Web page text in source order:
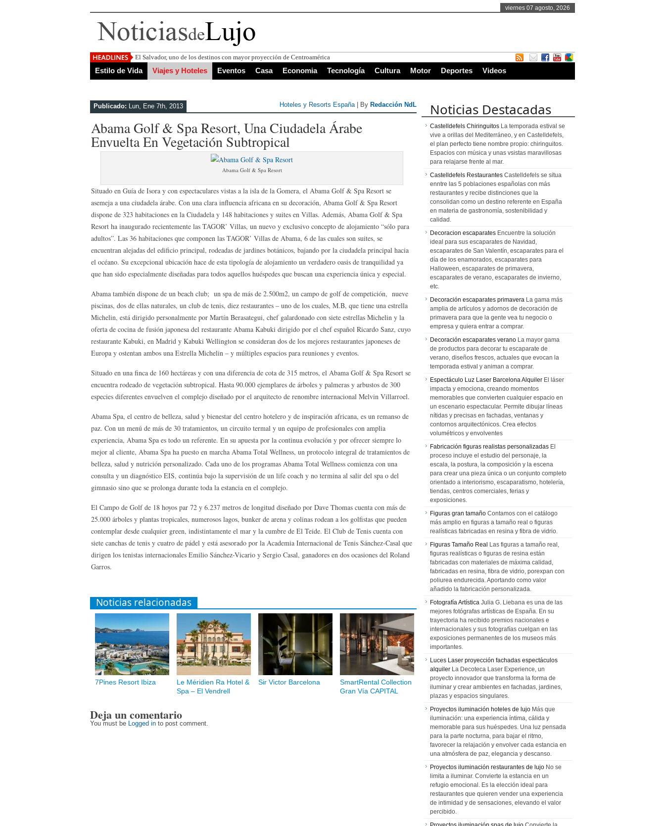
viernes 07 agosto, 2026
El Salvador, uno de los destinos con mayor proyección de Centroamérica
Estilo de Vida Viajes y Hoteles Eventos Casa Economia Tecnología Cultura Motor Deportes Videos
Publicado: Lun, Ene 7th, 2013 Hoteles y Resorts España| By Redacción NdL
Abama Golf & Spa Resort, Una Ciudadela Árabe
Envuelta En Vegetación Subtropical
Abama Golf & Spa Resort
Situado en Guía de Isora y con espectaculares vistas a la isla de la Gomera, el Abama Golf & Spa Resort se
asemeja a una ciudadela árabe. Con una clara influencia africana en su decoración, Abama Golf & Spa Resort
dispone de 323 habitaciones en la Ciudadela y 148 habitaciones y suites en Villas. Además, Abama Golf & Spa
Resort ha inaugurado recientemente las TAGOR’ Villas, un nuevo y exclusivo concepto de alojamiento “sólo para
adultos”. Las 36 habitaciones que componen las TAGOR’ Villas de Abama, 6 de las cuales son suites, se
encuentran alejadas del edificio principal, rodeadas de jardines botánicos, bajando por la ciudadela principal hacia
el océano. Su excepcional ubicación hace de esta tipología de alojamiento un verdadero oasis de tranquilidad ya
que han sido especialmente diseñadas para todos aquellos huéspedes que buscan una experiencia única y especial.
Abama también dispone de un beach club; un spa de más de 2.500m2, un campo de golf de competición, nueve
piscinas, dos de ellas naturales, un club de tenis, diez restaurantes – uno de los cuales, M.B, que tiene una estrella
Michelin, está dirigido personalmente por Martín Berasategui, chef galardonado con siete estrellas Michelin y la
oferta de cocina de fusión japonesa del restaurante Abama Kabuki dirigido por el chef español Ricardo Sanz, cuyo
restaurante Kabuki, en Madrid y Kabuki Wellington se consideran dos de los mejores restaurantes japoneses de
Europa y ostentan ambos una Estrella Michelin – y múltiples espacios para reuniones y eventos.
Situado en una finca de 160 hectáreas y con una diferencia de cota de 315 metros, el Abama Golf & Spa Resort se
encuentra rodeado de vegetación subtropical. Hasta 90.000 ejemplares de árboles y palmeras y arbustos de 300
especies diferentes envuelven el complejo diseñado por el arquitecto de renombre internacional Melvin Villarroel.
Abama Spa, el centro de belleza, salud y bienestar del centro hotelero y de inspiración africana, es un remanso de
paz. Con un menú de más de 30 tratamientos, un circuito termal y un equipo de profesionales con amplia
experiencia, Abama Spa es todo un referente. En su apuesta por la continua evolución y por ofrecer siempre lo
mejor al cliente, Abama Spa ha puesto en marcha Abama Total Wellness, un protocolo integral de tratamientos de
belleza, salud y nutrición personalizado. Cada uno de los programas Abama Total Wellness comienza con una
consulta y un diagnóstico EIS, continúa bajo la supervisión de un life coach y no termina al salir del spa o del
gimnasio sino que se prolonga durante toda la estancia en el complejo.
El Campo de Golf de 18 hoyos par 72 y 6.237 metros de longitud diseñado por Dave Thomas cuenta con más de
25.000 árboles y plantas tropicales, numerosos lagos, bunker de arena y colinas rodean a los golfistas que pueden
contemplar desde cualquier green, indistintamente el mar y la cumbre de El Teide. El Club de Tenis cuenta con
siete canchas de tenis y cuatro de pádel y está asesorado por la Academia Internacional de Tenis Sánchez-Casal que
dirigen los tenistas internacionales Emilio Sánchez-Vicario y Sergio Casal, ganadores en dos ocasiones del Roland
Garros.
Noticias relacionadas
7Pines Resort Ibiza
Le Méridien Ra Hotel &
Spa – El Vendrell
Sir Victor Barcelona
SmartRental Collection
Gran Vía CAPITAL
Deja un comentario
You must be Logged in to post comment.
Noticias Destacadas
Castelldefels Chiringuitos La temporada estival se
vive a orillas del Mediterráneo, y en Castelldefels,
el plan perfecto tiene nombre propio: chiringuitos.
Espacios con música y unas vsistas maravillosas
para relajarse frente al mar.
Castelldefels Restaurantes Castelldefels se situa
enntre las 5 poblaciones españolas con más
restaurantes y recibe distinciones que la
consolidan como un destino referente en España
en materia de gastronomía, sostenibilidad y
calidad.
Decoracion escaparates Encuentre la solución
ideal para sus escaparates de Navidad,
escaparates de San Valentín, escaparates para el
día de los enamorados, escaparates para
Halloween, escaparates de primavera,
escaparates de verano, escaparates de invierno,
etc.
Decoración escaparates primavera La gama más
amplia de artículos y adornos de decoración de
primavera para que la gente vea tu negocio o
empresa y quiera entrar a comprar.
Decoración escaparates verano La mayor gama
de productos para decorar tu escaparate de
verano, diseños frescos, actuales que evocan la
temporada estival y animan a comprar.
Espectáculo Luz Laser Barcelona Alquiler El láser
impacta y emociona, creando momentos
memorables que convierten cualquier espacio en
un escenario espectacular. Permite dibujar líneas
nítidas y precisas en fachadas, ventanas y
contornos arquitectónicos. Crea efectos
volumétricos y envolventes
Fabricación figuras realistas personalizadas El
proceso incluye el estudio del personaje, la
escala, la postura, la composición y la escena
para crear una pieza única o un conjunto completo
orientado a interiorismo, escaparatismo, hotelería,
tiendas, centros comerciales, ferias y
exposiciones.
Figuras gran tamaño Contamos con el catálogo
más amplio en figuras a tamaño real o figuras
realísticas fabricadas en resina y fibra de vidrio.
Figuras Tamaño Real Las figuras a tamaño real,
figuras realísticas o figuras de resina están
fabricadas con materiales de máxima calidad,
fabricadas en resina, fibra de vidrio, porexpan con
poliurea endurecida. Aportando como valor
añadido la fabricación personalizada.
Fotografía Artística Julia G. Liebana es una de las
mejores fotógrafas artísticas de España. En su
trayectoria ha recibido premios nacionales e
internacionales y sus fotografías cuelgan en las
exposiciones permanentes de los museos más
importantes.
Luces Laser proyección fachadas espectáculos
alquiler La Decoteca Laser Experience, un
proyecto innovador que transforma la forma de
iluminar y crear ambientes en fachadas, jardines,
plazas y espacios singulares.
Proyectos iluminación hoteles de lujo Más que
iluminación: una experiencia íntima, cálida y
memorable para sus huéspedes. Una luz pensada
para la parte nocturna, para bajar el ritmo,
favorecer la relajación y envolver cada estancia en
una atmósfera de paz, elegancia y descanso.
Proyectos iluminación restaurantes de lujo No se
limita a iluminar. Convierte la estancia en un
refugio emocional. Es la elección ideal para
restaurantes que quieren vender una experiencia
de intimidad y de sensaciones, elevando el valor
percibido.